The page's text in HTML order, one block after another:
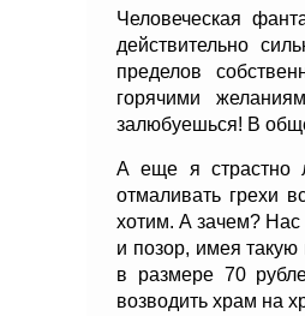
Человеческая
действительно
пределов
горячими
залюбуешься! В
А еще я страстно
отмаливать грехи
хотим. А зачем? Нас
и позор, имея
в размере 70
возводить храм на